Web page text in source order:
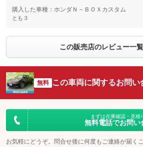
購入した車種：ホンダＮ－ＢＯＸカスタム
とも３
この販売店のレビュー一
無料 この車両に関するお問い
まずは在庫確認・見積
無料電話でお問い
お気軽にどうぞ。問合せ後に何度もご連絡が届く